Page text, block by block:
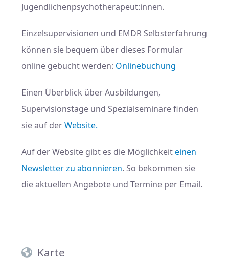
Jugendlichenpsychotherapeut:innen.
Einzelsupervisionen und EMDR Selbsterfahrung
können sie bequem über dieses Formular
online gebucht werden: Onlinebuchung
Einen Überblick über Ausbildungen,
Supervisionstage und Spezialseminare finden
sie auf derWebsite.
Auf der Website gibt es die Möglichkeiteinen
Newsletter zu abonnieren. So bekommen sie
die aktuellen Angebote und Termine per Email.
Karte